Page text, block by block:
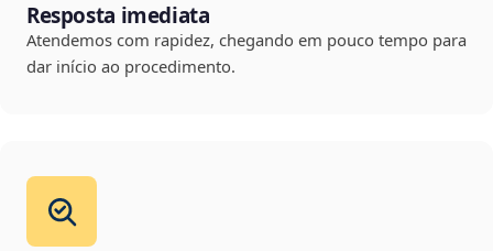
Resposta imediata
Atendemos com rapidez, chegando em pouco tempo para
dar início ao procedimento.